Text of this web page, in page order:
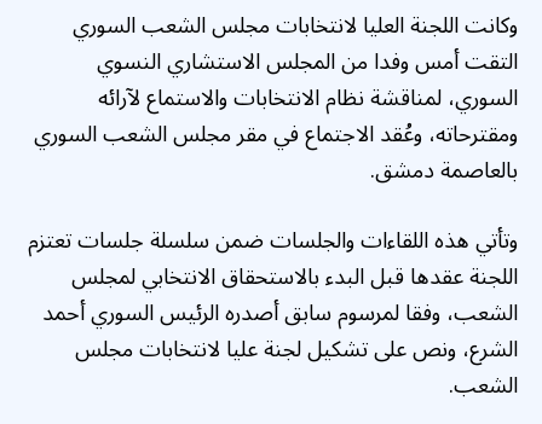
وكانت اللجنة العليا لانتخابات مجلس الشعب السوري
التقت أمس وفدا من المجلس الاستشاري النسوي
السوري، لمناقشة نظام الانتخابات والاستماع لآرائه
ومقترحاته، وعُقد الاجتماع في مقر مجلس الشعب السوري
بالعاصمة دمشق.
وتأتي هذه اللقاءات والجلسات ضمن سلسلة جلسات تعتزم
اللجنة عقدها قبل البدء بالاستحقاق الانتخابي لمجلس
الشعب، وفقا لمرسوم سابق أصدره الرئيس السوري أحمد
الشرع، ونص على تشكيل لجنة عليا لانتخابات مجلس
الشعب.